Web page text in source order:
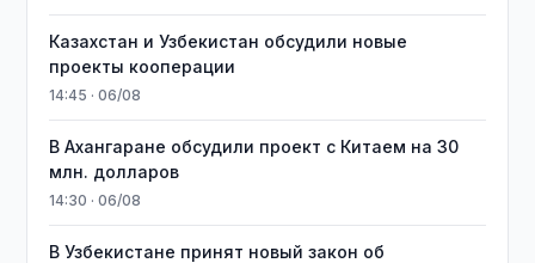
Казахстан и Узбекистан обсудили новые
проекты кооперации
14:45 · 06/08
В Ахангаране обсудили проект с Китаем на 30
млн. долларов
14:30 · 06/08
В Узбекистане принят новый закон об